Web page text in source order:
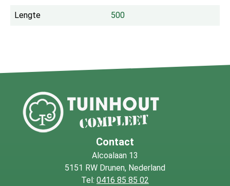
Lengte 500
Contact
Alcoalaan 13
5151 RW Drunen, Nederland
Tel: 0416 85 85 02